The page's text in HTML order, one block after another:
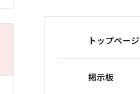
トップページ
掲示板